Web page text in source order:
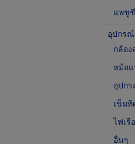
แพชู
อุปกรณ์
กล้อง
หม้อแ
อุปก
เข็มทิ
ไฟเรือ
อื่นๆ